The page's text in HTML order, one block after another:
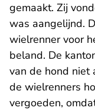
gemaakt. Zij
was aangelijnd.
wielrenner voor
beland. De
van de hond niet
de wielrenners
vergoeden,